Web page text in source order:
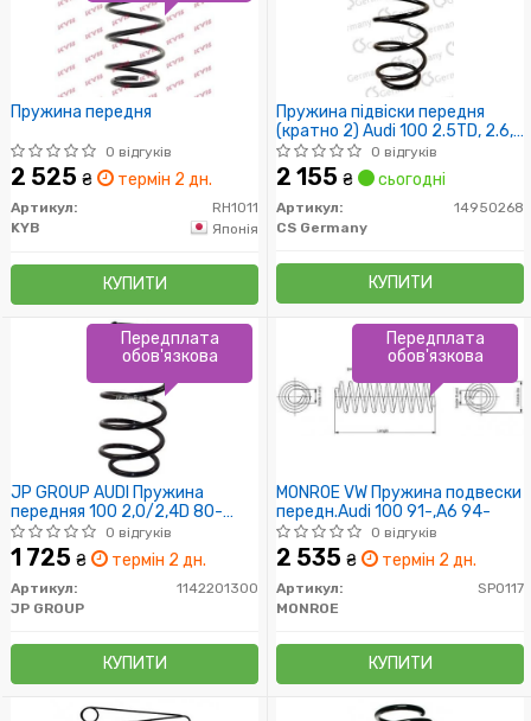
Пружина передня
0 відгуків
2 525 ₴ термін 2 дн.
Артикул:
RH1011
KYB
Японія
КУПИТИ
Пружина підвіски передня
(кратно 2) Audi 100 2.5TD, 2.6,
2.8 (94-97), A6 (C4) 1.8 (95-00)
(14.950.268) CS Germany
0 відгуків
2 155 ₴ сьогодні
Артикул:
14950268
CS Germany
КУПИТИ
JP GROUP AUDI Пружина
передняя 100 2,0/2,4D 80-
11/90
0 відгуків
1 725 ₴ термін 2 дн.
Артикул:
1142201300
JP GROUP
КУПИТИ
Передплата
обов'язкова
MONROE VW Пружина подвески
передн.Audi 100 91-,A6 94-
0 відгуків
2 535 ₴ термін 2 дн.
Артикул:
SP0117
MONROE
КУПИТИ
Передплата
обов'язкова